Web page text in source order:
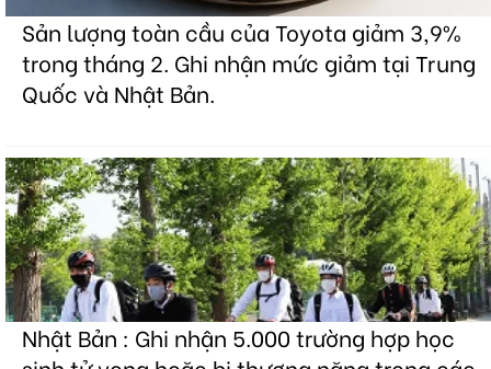
Sản lượng toàn cầu của Toyota giảm 3,9%
trong tháng 2. Ghi nhận mức giảm tại Trung
Quốc và Nhật Bản.
Nhật Bản : Ghi nhận 5.000 trường hợp học